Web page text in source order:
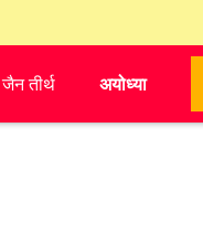
जैन तीर्थ अयोध्या